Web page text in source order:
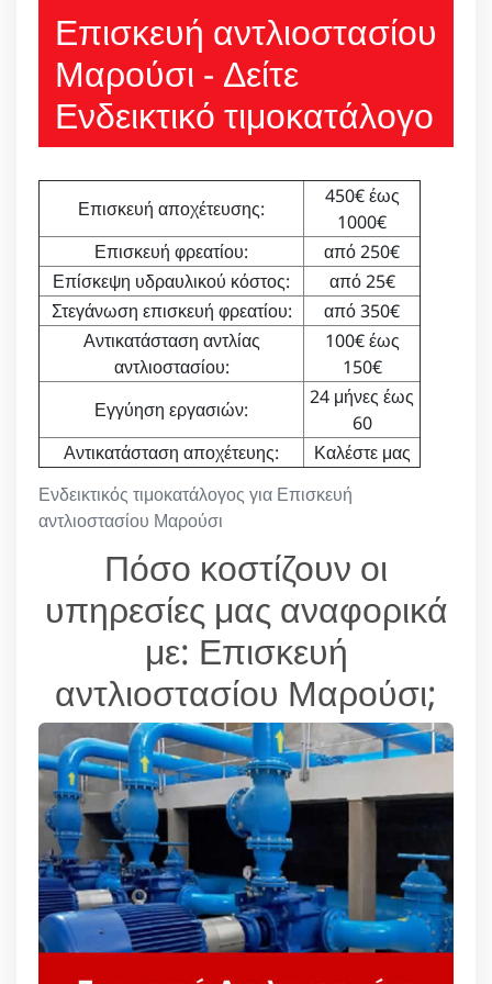
Επισκευή αντλιοστασίου
Μαρούσι - Δείτε
Ενδεικτικό τιμοκατάλογο
Ενδεικτικός τιμοκατάλογος για Επισκευή
αντλιοστασίου Μαρούσι
Επισκευή αποχέτευσης:
450€ έως
1000€
Επισκευή φρεατίου:
από 250€
Επίσκεψη υδραυλικού κόστος:
από 25€
Στεγάνωση επισκευή φρεατίου:
από 350€
Αντικατάσταση αντλίας
αντλιοστασίου:
100€ έως
150€
Εγγύηση εργασιών:
24 μήνες έως
60
Αντικατάσταση αποχέτευης:
Καλέστε μας
Πόσο κοστίζουν οι
υπηρεσίες μας αναφορικά
με: Επισκευή
αντλιοστασίου Μαρούσι;